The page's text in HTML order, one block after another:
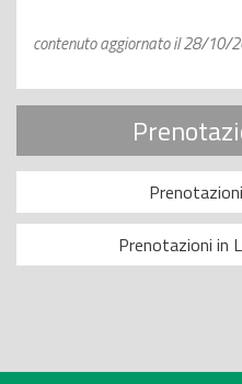
contenuto aggiornato il 28/10/
Prenotazioni in